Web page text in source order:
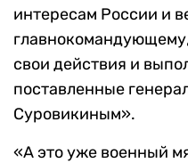
интересам России и
свои действия и
поставленные
Суровикиным».
«А это уже военный